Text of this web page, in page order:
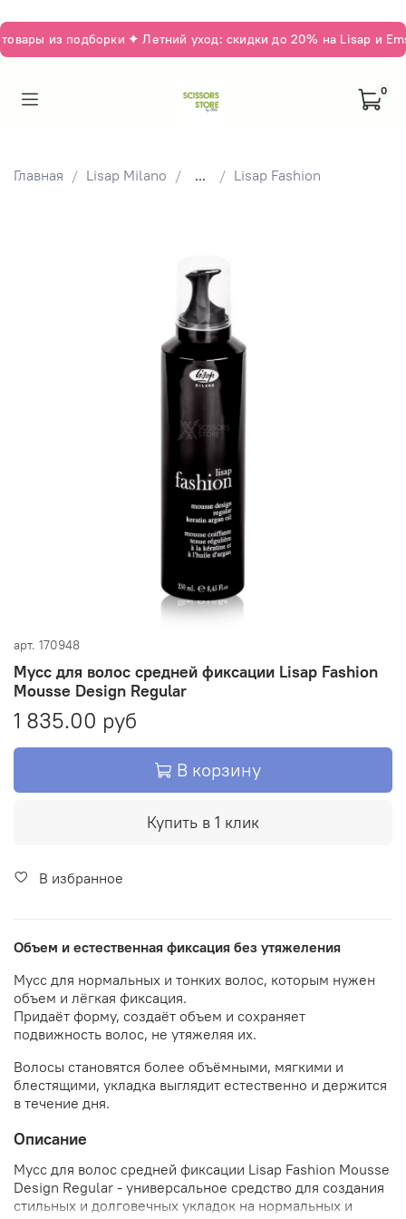
из подборки ✦ Летний уход: скидки до 20% на Lisap и
0
Главная Lisap Milano ... Lisap Fashion
арт. 170948
Мусс для волос средней фиксации Lisap Fashion
Mousse Design Regular
1 835.00 руб
В корзину
Купить в 1 клик
В избранное
Объем и естественная фиксация без утяжеления
Мусс для нормальных и тонких волос, которым нужен
объем и лёгкая фиксация.
Придаёт форму, создаёт объем и сохраняет
подвижность волос, не утяжеляя их.
Волосы становятся более объёмными, мягкими и
блестящими, укладка выглядит естественно и держится
в течение дня.
Описание
Мусс для волос средней фиксации Lisap Fashion Mousse
Design Regular - универсальное средство для создания
стильных и долговечных укладок на нормальных и